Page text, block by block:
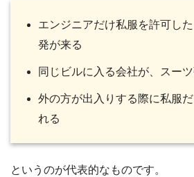
エンジニアだけ私服を許可し
発が来る
同じビルに入る会社が、スー
外の方が出入りする際に私服
れる
というのが代表的なものです。